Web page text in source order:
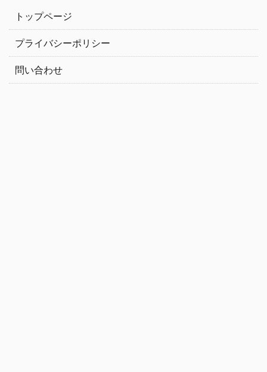
トップページ
プライバシーポリシー
問い合わせ